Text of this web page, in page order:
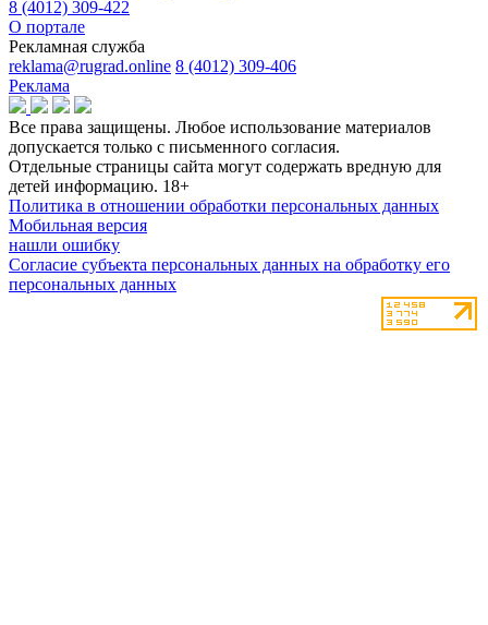
8 (4012) 309-422
О портале
Рекламная служба
reklama@rugrad.online 8 (4012) 309-406
Реклама
Все права защищены. Любое использование материалов
допускается только с письменного согласия.
Отдельные страницы сайта могут содержать вредную для
детей информацию. 18+
Политика в отношении обработки персональных данных
Мобильная версия
нашли ошибку
Согласие субъекта персональных данных на обработку его
персональных данных